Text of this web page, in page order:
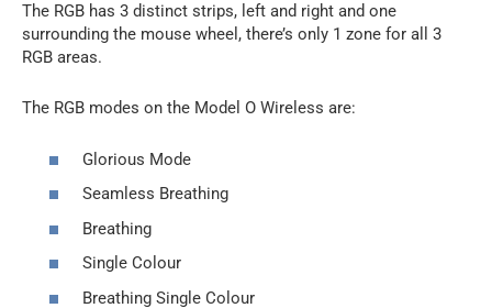
The RGB has 3 distinct strips, left and right and one
surrounding the mouse wheel, there’s only 1 zone for all 3
RGB areas.
The RGB modes on the Model O Wireless are:
Glorious Mode
Seamless Breathing
Breathing
Single Colour
Breathing Single Colour